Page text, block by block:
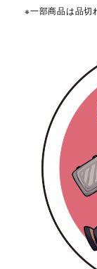
※一部商品は品切